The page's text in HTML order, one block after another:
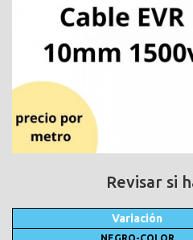
Revisar si
Variación